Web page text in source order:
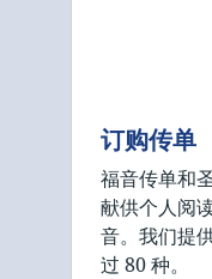
订购传单
福音传单和
献供个人阅
音。我们提
过 80 种。